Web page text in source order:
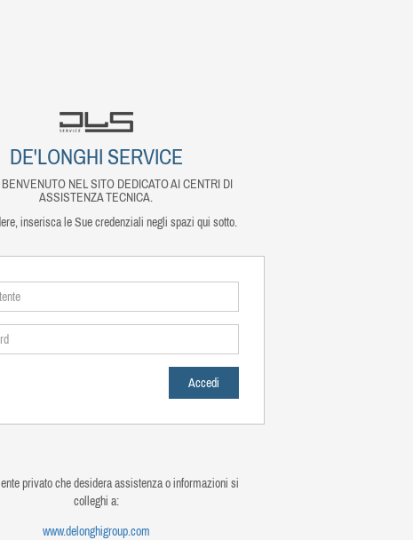
DE'LONGHI SERVICE
NEL SITO DEDICATO AI CENTRI DI
ASSISTENZA TECNICA.
inserisca le Sue credenziali negli spazi qui sotto.
privato che desidera assistenza o informazioni si
colleghi a:
www.delonghigroup.com